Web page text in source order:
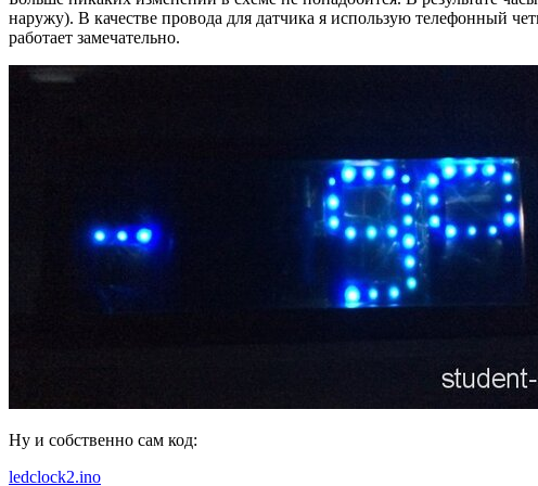
наружу). В качестве провода для датчика я использую телефонный
работает замечательно.
Ну и собственно сам код:
ledclock2.ino